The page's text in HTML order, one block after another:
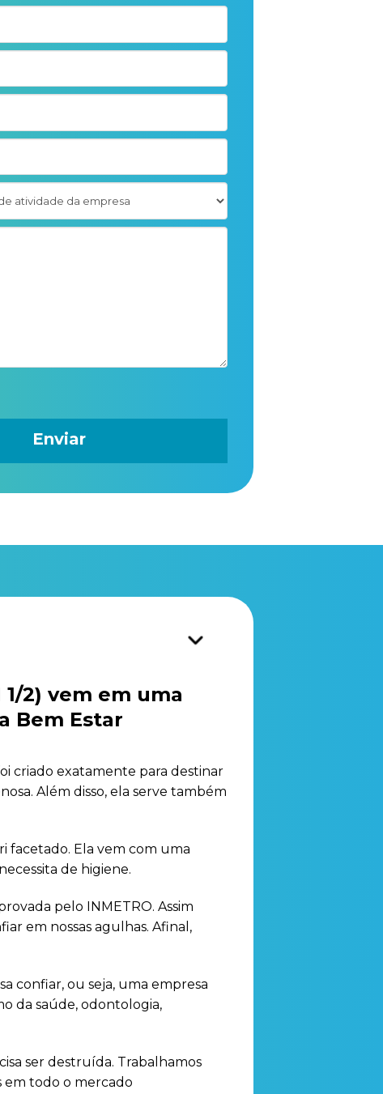
2) vem em uma
Bem Estar
criado exatamente para destinar
Além disso, ela serve também
facetado. Ela vem com uma
de higiene.
pelo INMETRO. Assim
em nossas agulhas. Afinal,
confiar, ou seja, uma empresa
da saúde, odontologia,
ser destruída. Trabalhamos
em todo o mercado